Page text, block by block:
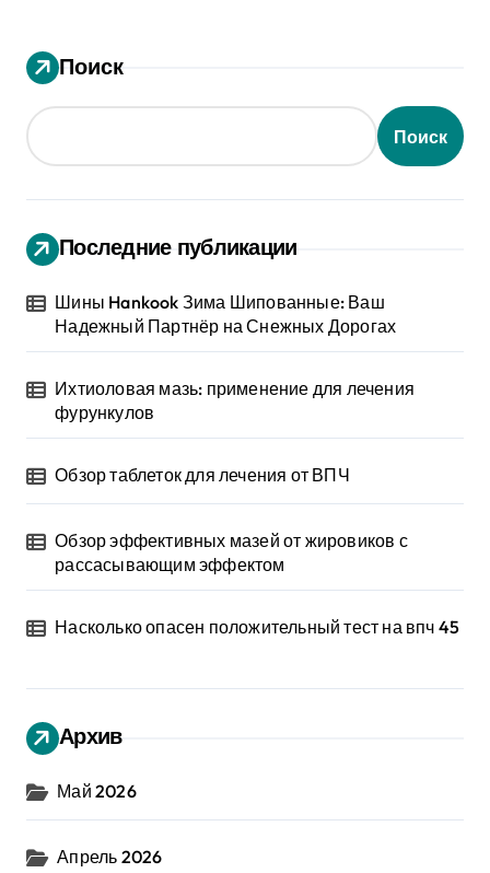
Поиск
Поиск
Последние публикации
Шины Hankook Зима Шипованные: Ваш
Надежный Партнёр на Снежных Дорогах
Ихтиоловая мазь: применение для лечения
фурункулов
Обзор таблеток для лечения от ВПЧ
Обзор эффективных мазей от жировиков с
рассасывающим эффектом
Насколько опасен положительный тест на впч 45
Архив
Май 2026
Апрель 2026